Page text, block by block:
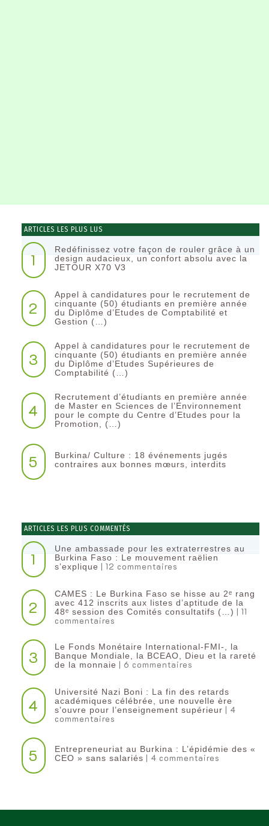
ARTICLES LES PLUS LUS
1
Redéfinissez votre façon de rouler grâce à un
design audacieux, un confort absolu avec la
JETOUR X70 V3
2
Appel à candidatures pour le recrutement de
cinquante (50) étudiants en première année
du Diplôme d’Etudes de Comptabilité et
Gestion (…)
3
Appel à candidatures pour le recrutement de
cinquante (50) étudiants en première année
du Diplôme d’Etudes Supérieures de
Comptabilité (…)
4
Recrutement d’étudiants en première année
de Master en Sciences de l’Environnement
pour le compte du Centre d’Etudes pour la
Promotion, (…)
5
Burkina/ Culture : 18 événements jugés
contraires aux bonnes mœurs, interdits
ARTICLES LES PLUS COMMENTÉS
1
Une ambassade pour les extraterrestres au
Burkina Faso : Le mouvement raëlien
s’explique | 12 commentaires
2
CAMES : Le Burkina Faso se hisse au 2ᵉ rang
avec 412 inscrits aux listes d’aptitude de la
48ᵉ session des Comités consultatifs (…) | 11
commentaires
3
Le Fonds Monétaire International-FMI-, la
Banque Mondiale, la BCEAO, Dieu et la rareté
de la monnaie | 6 commentaires
4
Université Nazi Boni : La fin des retards
académiques célébrée, une nouvelle ère
s’ouvre pour l’enseignement supérieur | 4
commentaires
5
Entrepreneuriat au Burkina : L’épidémie des «
CEO » sans salariés | 4 commentaires